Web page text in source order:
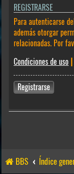
REGISTRARSE
Para autenticarse
además otorgar
relacionadas. Por
Condiciones de uso
Registrarse
BBS Índice